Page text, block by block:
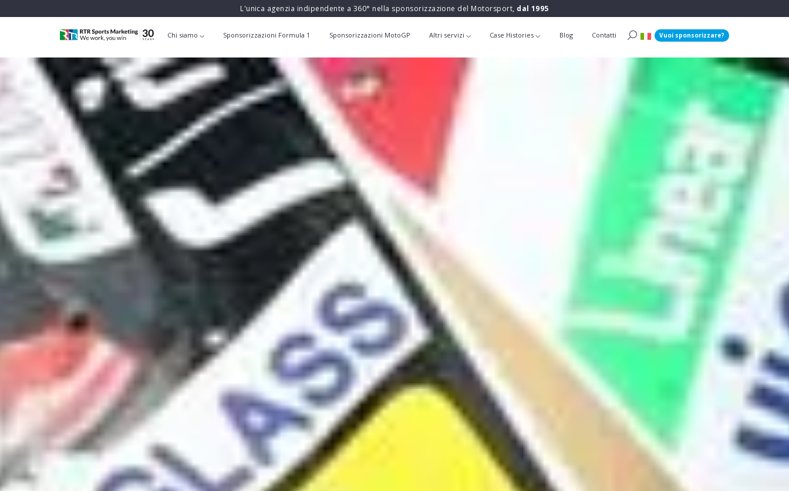
L'unica agenzia indipendente a 360° nella sponsorizzazione del Motorsport, dal 1995
Chi siamo Sponsorizzazioni Formula 1 Sponsorizzazioni MotoGP Altri servizi Case Histories Blog Contatti Vuoi sponsorizzare?